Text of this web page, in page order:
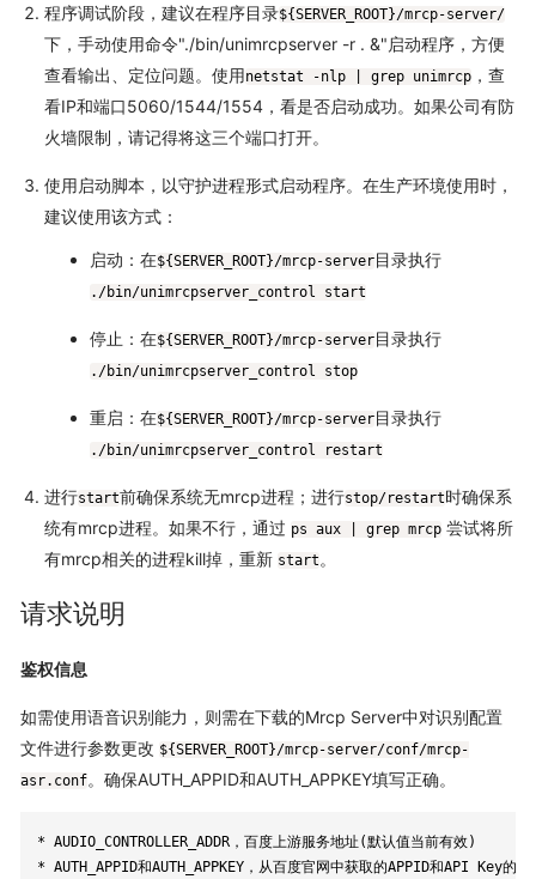
程序调试阶段，建议在程序目录${SERVER_ROOT}/mrcp-server/
下，手动使用命令"./bin/unimrcpserver -r . &"启动程序，方便
查看输出、定位问题。使用netstat -nlp | grep unimrcp，查
看IP和端口5060/1544/1554，看是否启动成功。如果公司有防
火墙限制，请记得将这三个端口打开。
使用启动脚本，以守护进程形式启动程序。在生产环境使用时，
建议使用该方式：
启动：在${SERVER_ROOT}/mrcp-server目录执行
./bin/unimrcpserver_control start
停止：在${SERVER_ROOT}/mrcp-server目录执行
./bin/unimrcpserver_control stop
重启：在${SERVER_ROOT}/mrcp-server目录执行
./bin/unimrcpserver_control restart
进行start前确保系统无mrcp进程；进行stop/restart时确保系
统有mrcp进程。如果不行，通过 ps aux | grep mrcp尝试将所
有mrcp相关的进程kill掉，重新 start。
请求说明
鉴权信息
如需使用语音识别能力，则需在下载的Mrcp Server中对识别配置
文件进行参数更改 ${SERVER_ROOT}/mrcp-server/conf/mrcp-
asr.conf。确保AUTH_APPID和AUTH_APPKEY填写正确。
* AUDIO_CONTROLLER_ADDR，百度上游服务地址(默认值当前有效)
* AUTH_APPID和AUTH_APPKEY，从百度官网中获取的APPID和API Key的值